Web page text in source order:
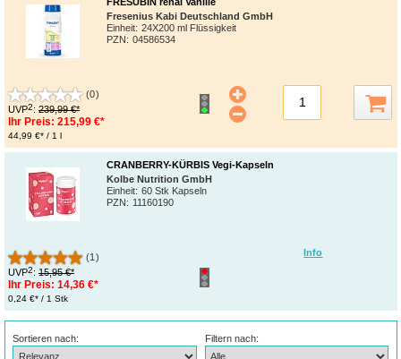
FRESUBIN renal Vanille
Fresenius Kabi Deutschland GmbH
Einheit: 24X200 ml Flüssigkeit
PZN: 04586534
(0)
UVP2: 239,99 €*
Ihr Preis: 215,99 €*
44,99 €* / 1 l
Info
CRANBERRY-KÜRBIS Vegi-Kapseln
Kolbe Nutrition GmbH
Einheit: 60 Stk Kapseln
PZN: 11160190
(1)
UVP2: 15,95 €*
Ihr Preis: 14,36 €*
0,24 €* / 1 Stk
Sortieren nach: Filtern nach: